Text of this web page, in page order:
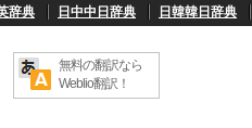
辞典 日中中日辞典 日韓韓日辞典
無料の翻訳なら
Weblio翻訳！